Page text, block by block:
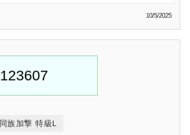
10/5/2025
同族加撃 特級L